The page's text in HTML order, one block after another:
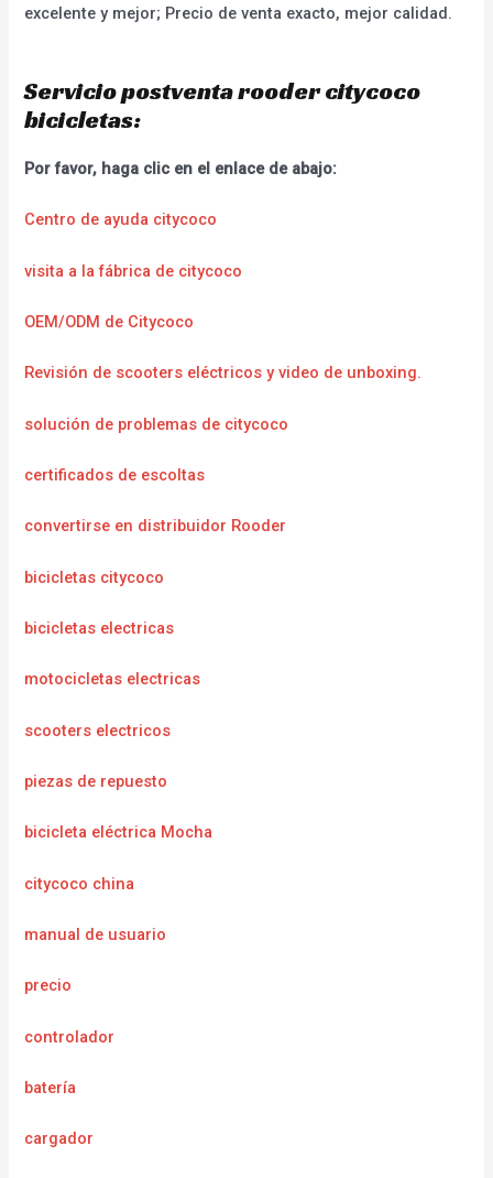
excelente y mejor; Precio de venta exacto, mejor calidad.
Servicio postventa rooder citycoco
bicicletas:
Por favor, haga clic en el enlace de abajo:
Centro de ayuda citycoco
visita a la fábrica de citycoco
OEM/ODM de Citycoco
Revisión de scooters eléctricos y video de unboxing.
solución de problemas de citycoco
certificados de escoltas
convertirse en distribuidor Rooder
bicicletas citycoco
bicicletas electricas
motocicletas electricas
scooters electricos
piezas de repuesto
bicicleta eléctrica Mocha
citycoco china
manual de usuario
precio
controlador
batería
cargador